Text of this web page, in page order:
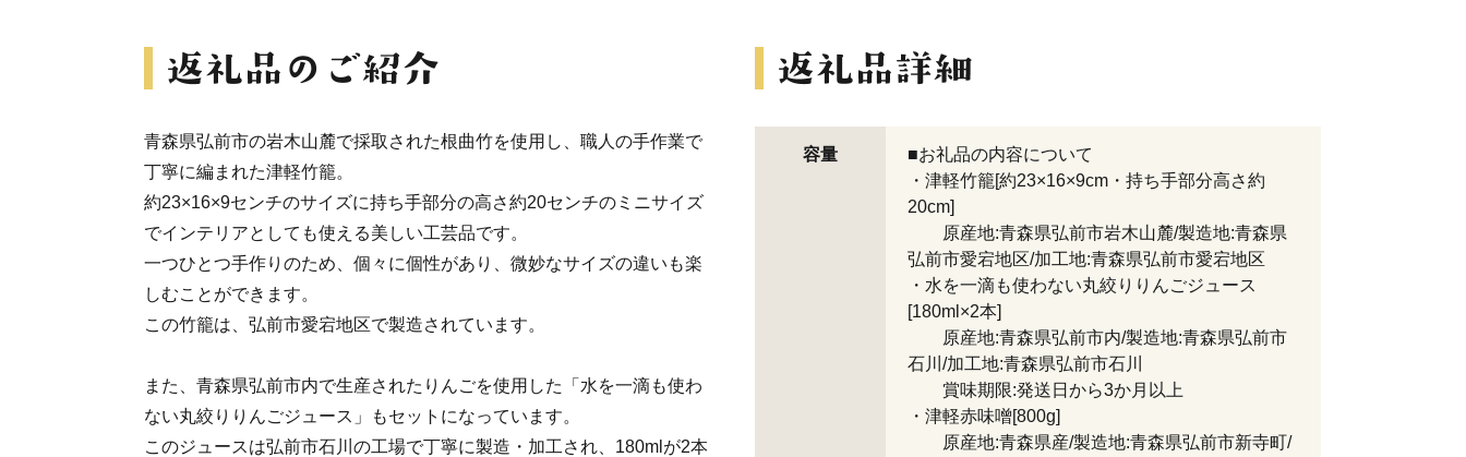
青森県弘前市の岩木山麓で採取された根曲竹を使用し、職人の手作業で
丁寧に編まれた津軽竹籠。
約23×16×9センチのサイズに持ち手部分の高さ約20センチのミニサイズ
でインテリアとしても使える美しい工芸品です。
一つひとつ手作りのため、個々に個性があり、微妙なサイズの違いも楽
しむことができます。
この竹籠は、弘前市愛宕地区で製造されています。
また、青森県弘前市内で生産されたりんごを使用した「水を一滴も使わ
ない丸絞りりんごジュース」もセットになっています。
このジュースは弘前市石川の工場で丁寧に製造・加工され、180mlが2本
容量
■お礼品の内容について
・津軽竹籠[約23×16×9cm・持ち手部分高さ約
20cm]
原産地:青森県弘前市岩木山麓/製造地:青森県
弘前市愛宕地区/加工地:青森県弘前市愛宕地区
・水を一滴も使わない丸絞りりんごジュース
[180ml×2本]
原産地:青森県弘前市内/製造地:青森県弘前市
石川/加工地:青森県弘前市石川
賞味期限:発送日から3か月以上
・津軽赤味噌[800g]
原産地:青森県産/製造地:青森県弘前市新寺町/